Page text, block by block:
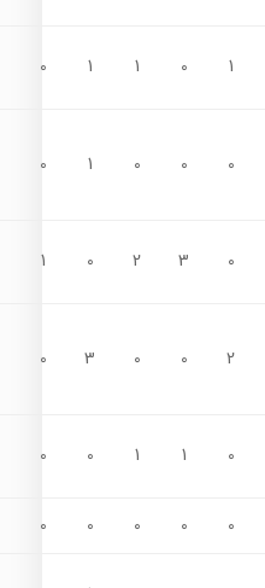
1
0
1
1
0
0
0
0
1
0
0
3
2
0
1
2
0
0
3
0
0
1
1
0
0
0
0
0
0
0